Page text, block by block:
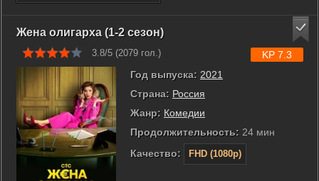
Жена олигарха (1-2 сезон)
3.8/5 (2079 гол.)
Год выпуска: 2021
Страна: Россия
Жанр: Комедии
Продолжительность: 24 мин
Качество:
FHD (1080p)
KP 7.3